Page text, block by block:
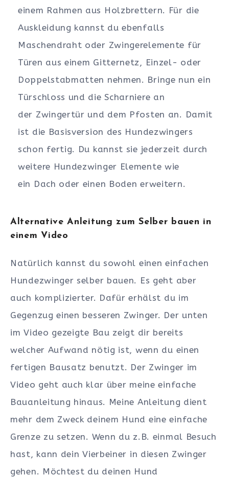
einem Rahmen aus Holzbrettern. Für die
Auskleidung kannst du ebenfalls
Maschendraht oder Zwingerelemente für
Türen aus einem Gitternetz, Einzel- oder
Doppelstabmatten nehmen. Bringe nun ein
Türschloss und die Scharniere an
der Zwingertür und dem Pfosten an. Damit
ist die Basisversion des Hundezwingers
schon fertig. Du kannst sie jederzeit durch
weitere Hundezwinger Elemente wie
ein Dach oder einen Boden erweitern.
Alternative Anleitung zum Selber bauen in
einem Video
Natürlich kannst du sowohl einen einfachen
Hundezwinger selber bauen. Es geht aber
auch komplizierter. Dafür erhälst du im
Gegenzug einen besseren Zwinger. Der unten
im Video gezeigte Bau zeigt dir bereits
welcher Aufwand nötig ist, wenn du einen
fertigen Bausatz benutzt. Der Zwinger im
Video geht auch klar über meine einfache
Bauanleitung hinaus. Meine Anleitung dient
mehr dem Zweck deinem Hund eine einfache
Grenze zu setzen. Wenn du z.B. einmal Besuch
hast, kann dein Vierbeiner in diesen Zwinger
gehen. Möchtest du deinen Hund